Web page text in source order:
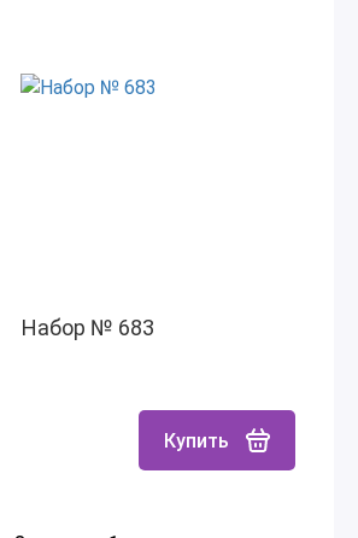
Набор № 683
Купить